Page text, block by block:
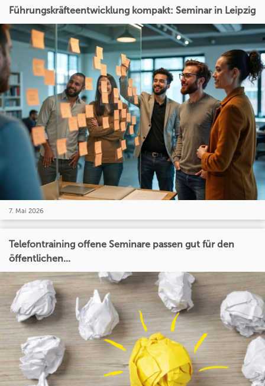
Führungskräfteentwicklung kompakt: Seminar in Leipzig
7. Mai 2026
Telefontraining offene Seminare passen gut für den
öffentlichen...